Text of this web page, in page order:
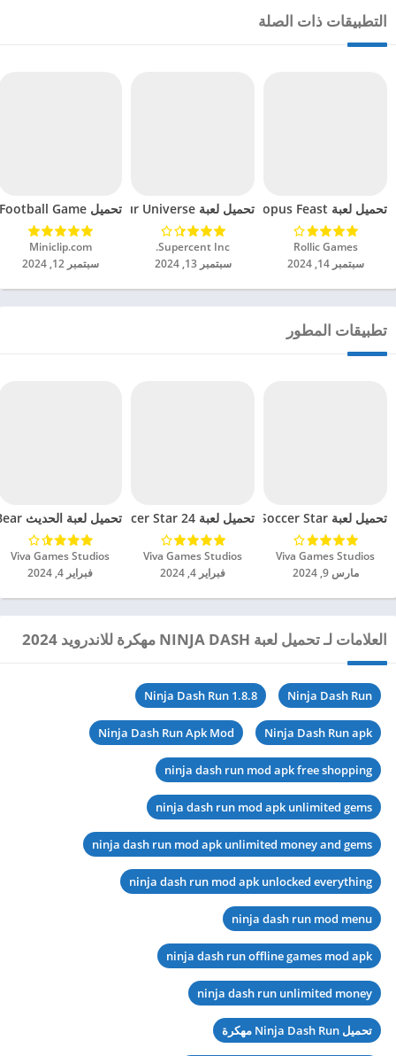
التطبيقات ذات الصلة
تحميل لعبة Octopus Feast مهكرة للاندرويد 2024
Rollic Games‏
سبتمبر 14, 2024
تحميل لعبة Dinosaur Universe مهكرة للاندرويد 2024
Supercent Inc.‏
سبتمبر 13, 2024
تحميل Soccer Hero PvP Football Game مهكرة للاندرويد 2024
Miniclip.com‏
سبتمبر 12, 2024
تطبيقات المطور
تحميل لعبة Mini Soccer Star مهكرة للاندرويد 2024
Viva Games Studios‏
مارس 9, 2024
تحميل لعبة Soccer Star 24 مهكرة للاندرويد 2024
Viva Games Studios‏
فبراير 4, 2024
تحميل لعبة الحديث Gummy Bear مهكرة للاندرويد 2024
Viva Games Studios‏
فبراير 4, 2024
العلامات لـ تحميل لعبة NINJA DASH مهكرة للاندرويد 2024
Ninja Dash Run
Ninja Dash Run 1.8.8
Ninja Dash Run apk
Ninja Dash Run Apk Mod
ninja dash run mod apk free shopping
ninja dash run mod apk unlimited gems
ninja dash run mod apk unlimited money and gems
ninja dash run mod apk unlocked everything
ninja dash run mod menu
ninja dash run offline games mod apk
ninja dash run unlimited money
تحميل Ninja Dash Run مهكرة